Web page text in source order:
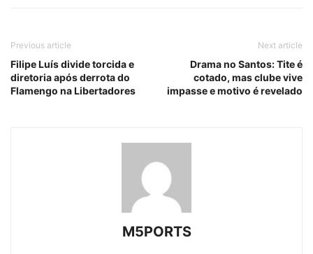
Previous article
Filipe Luís divide torcida e
diretoria após derrota do
Flamengo na Libertadores
Next article
Drama no Santos: Tite é
cotado, mas clube vive
impasse e motivo é revelado
M5PORTS